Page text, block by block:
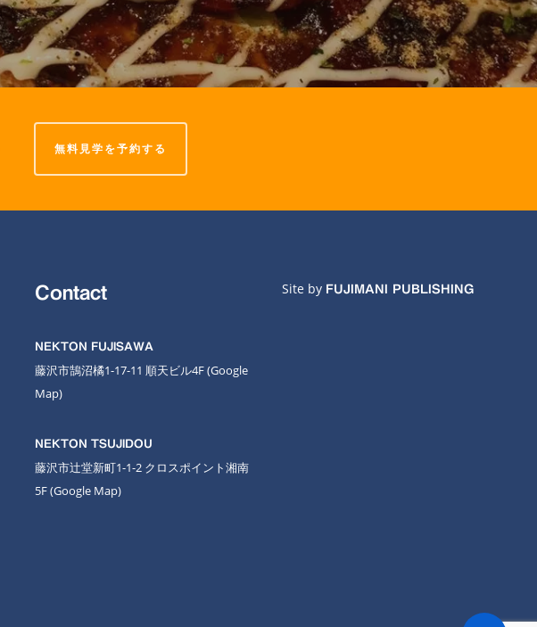
無料見学を予約する
Contact
NEKTON FUJISAWA
藤沢市鵠沼橘1-17-11 順天ビル4F(Google
Map)
NEKTON TSUJIDOU
藤沢市辻堂新町1-1-2 クロスポイント湘南
5F(Google Map)
Site by FUJIMANI PUBLISHING